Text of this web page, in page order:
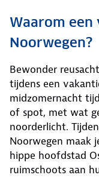
Waarom
Noorwegen?
Bewonder
tijdens een
midzomernacht
of spot, met wat
noorderlicht.
Noorwegen maak
hippe hoofdstad
ruimschoots aan